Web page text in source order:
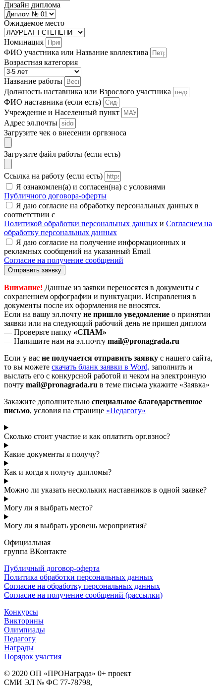
Дизайн диплома
Ожидаемое место
Номинация
ФИО участника или Название коллектива
Возрастная категория
Название работы
Должность наставника или Взрослого участника
ФИО наставника (если есть)
Учреждение и Населенный пункт
Адрес эл.почты
Загрузите чек о внесении оргвзноса
Загрузите файл работы (если есть)
Ссылка на работу (если есть)
Я ознакомлен(а) и согласен(на) с условиями
Публичного договора-оферты
Я даю согласие на обработку персональных данных в
соответствии с
Политикой обработки персональных данных и Согласием на
обработку персональных данных
Я даю согласие на получение информационных и
рекламных сообщений на указанный Email
Согласие на получение сообщений
Отправить заявку
Внимание! Данные из заявки переносятся в документы с
сохранением орфографии и пунктуации. Исправления в
документы после их оформления не вносятся.
Если на вашу эл.почту не пришло уведомление о принятии
заявки или на следующий рабочий день не пришел диплом
— Проверьте папку «СПАМ»
— Напишите нам на эл.почту mail@pronagrada.ru
Если у вас не получается отправить заявку с нашего сайта,
то вы можете cкачать бланк заявки в Word, заполнить и
выслать его с конкурсной работой и чеком на электронную
почту mail@pronagrada.ru в теме письма укажите «Заявка»
Закажите дополнительно специальное благодарственное
письмо, условия на странице «Педагогу»
Сколько стоит участие и как оплатить орг.взнос?
Какие документы я получу?
Как и когда я получу дипломы?
Можно ли указать нескольких наставников в одной заявке?
Могу ли я выбрать место?
Могу ли я выбрать уровень мероприятия?
Официальная
группа ВКонтакте
Публичный договор-оферта
Политика обработки персональных данных
Согласие на обработку персональных данных
Согласие на получение сообщений (рассылки)
Конкурсы
Викторины
Олимпиады
Педагогу
Награды
Порядок участия
© 2020 ОП «ПРОНаграда» 0+ проект
СМИ ЭЛ № ФС 77-78798,